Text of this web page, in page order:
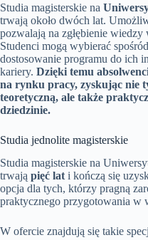
Studia magisterskie na
trwają około dwóch lat.
pozwalają na zgłębienie
Studenci mogą wybierać
dostosowanie programu do ich
kariery. Dzięki temu
na rynku pracy, zyskując nie
teoretyczną, ale także
dziedzinie.
Studia jednolite magisterskie
Studia magisterskie na
trwają pięć lati kończą się
opcja dla tych, którzy pragną
praktycznego przygotowania w
W ofercie znajdują się takie